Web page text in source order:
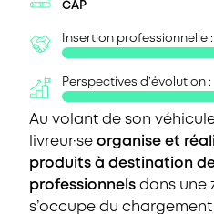
CAP
Insertion professionnelle :
Perspectives d’évolution :
Au volant de son
livreur·se organise et
produits à destination
professionnels dans une
s’occupe du